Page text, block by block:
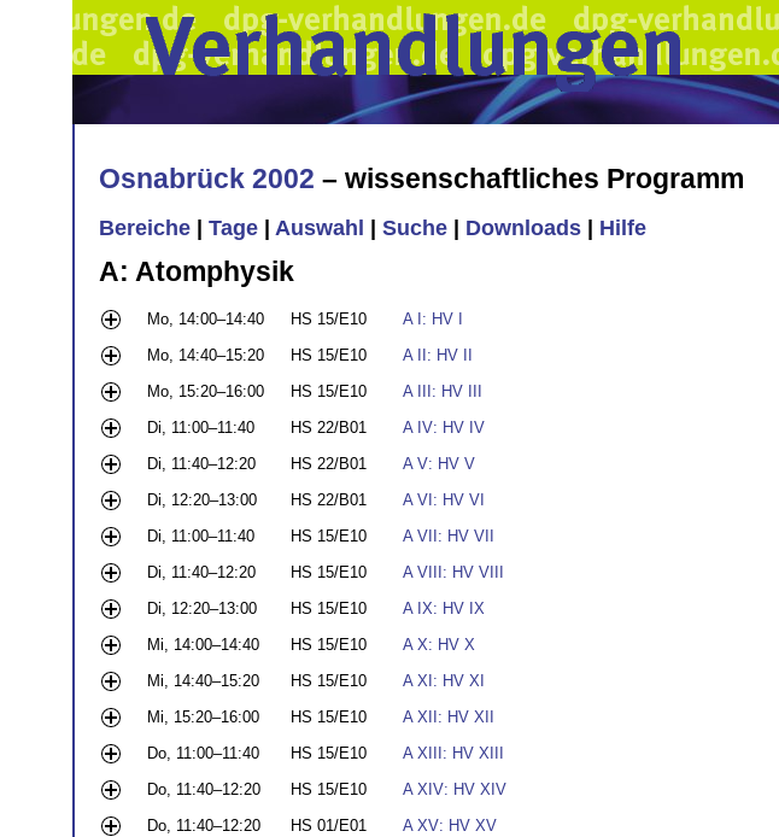
Osnabrück 2002 – wissenschaftliches Programm
Bereiche Tage Auswahl Suche Downloads Hilfe
A: Atomphysik
Mo, 14:00–14:40 HS 15/E10
A I: HV I
Mo, 14:40–15:20
HS 15/E10
A II: HV II
Mo, 15:20–16:00
HS 15/E10
A III: HV III
Di, 11:00–11:40
HS 22/B01
A IV: HV IV
Di, 11:40–12:20
HS 22/B01
A V: HV V
Di, 12:20–13:00
HS 22/B01
A VI: HV VI
Di, 11:00–11:40
HS 15/E10
A VII: HV VII
Di, 11:40–12:20
HS 15/E10
A VIII: HV VIII
Di, 12:20–13:00
HS 15/E10
A IX: HV IX
Mi, 14:00–14:40
HS 15/E10
A X: HV X
Mi, 14:40–15:20
HS 15/E10
A XI: HV XI
Mi, 15:20–16:00
HS 15/E10
A XII: HV XII
Do, 11:00–11:40
HS 15/E10
A XIII: HV XIII
Do, 11:40–12:20
HS 15/E10
A XIV: HV XIV
Do, 11:40–12:20
HS 01/E01
A XV: HV XV